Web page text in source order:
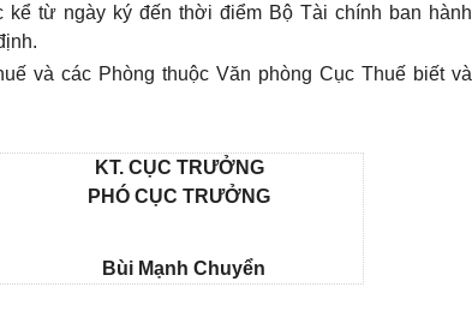
từ ngày ký đến thời điểm Bộ Tài chính ban hành
và các Phòng thuộc Văn phòng Cục Thuế biết và
KT. CỤC TRƯỞNG
PHÓ CỤC TRƯỞNG
Bùi Mạnh Chuyển